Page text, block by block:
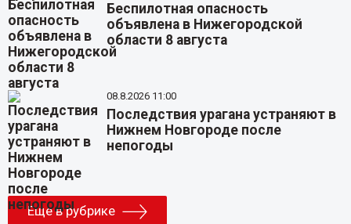
Беспилотная опасность
объявлена в Нижегородской
области 8 августа
08.8.2026 11:00
Последствия урагана устраняют в
Нижнем Новгороде после
непогоды
Еще в рубрике